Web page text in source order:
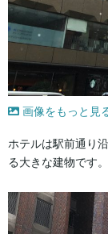
画像をもっと見
ホテルは駅前通り
る大きな建物です。